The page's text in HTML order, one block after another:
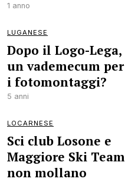
1 anno
LUGANESE
Dopo il Logo-Lega,
un vademecum per
i fotomontaggi?
5 anni
LOCARNESE
Sci club Losone e
Maggiore Ski Team
non mollano